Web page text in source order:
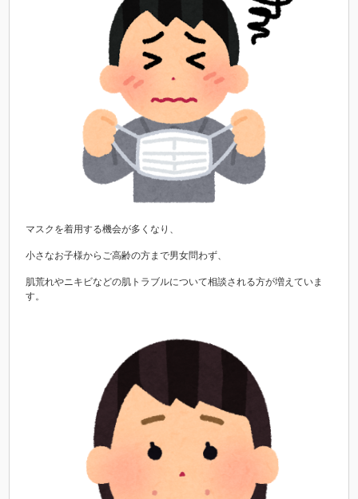
マスクを着用する機会が多くなり、
小さなお子様からご高齢の方まで男女問わず、
肌荒れやニキビなどの肌トラブルについて相談される方が増えていま
す。